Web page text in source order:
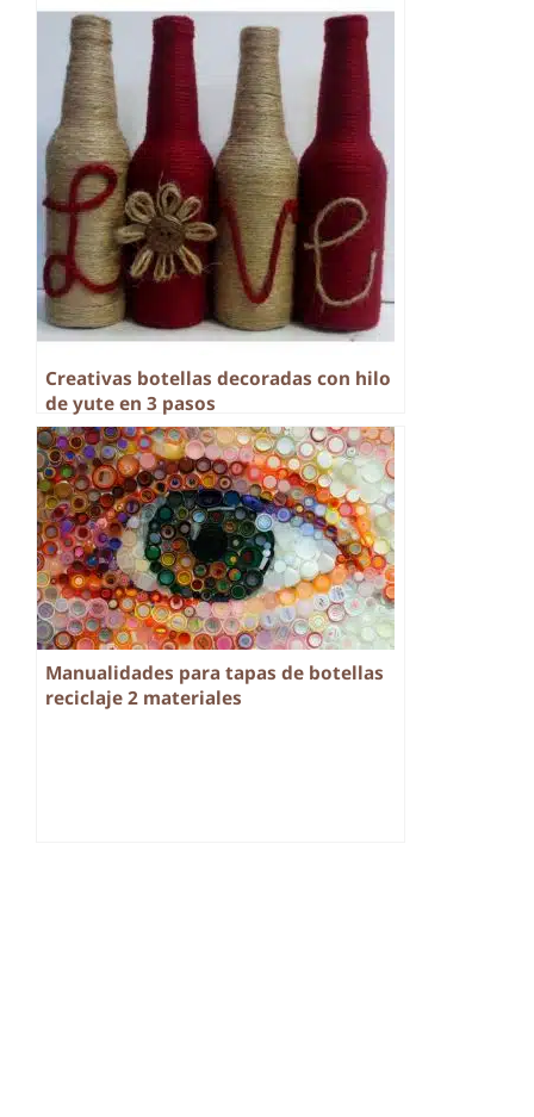
Creativas botellas decoradas con hilo
de yute en 3 pasos
Manualidades para tapas de botellas
reciclaje 2 materiales